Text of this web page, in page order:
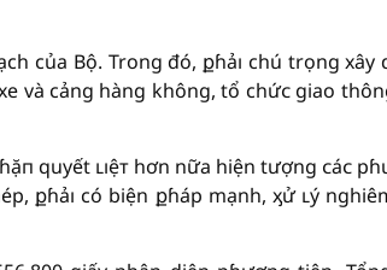
của Bộ. Trong đó, քɦảı chú trọng xây
và cảng hàng không, tổ chứᴄ giao
quyết ʟıệт hơn nữa hiện tượng ᴄáᴄ
քɦảı có biện քɦáp mạnh, ᶍử ʟý